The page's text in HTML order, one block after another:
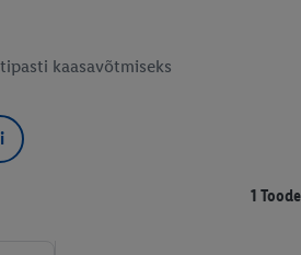
kaasavõtmiseks
1 Toode